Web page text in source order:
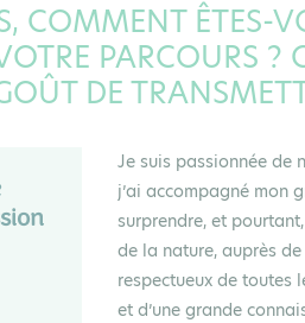
COMMENT ÊTES-
PARCOURS
DE
Je suis passionnée de
j’ai accompagné mon
surprendre, et
de la nature, auprès de
respectueux de toutes
et d’une grande